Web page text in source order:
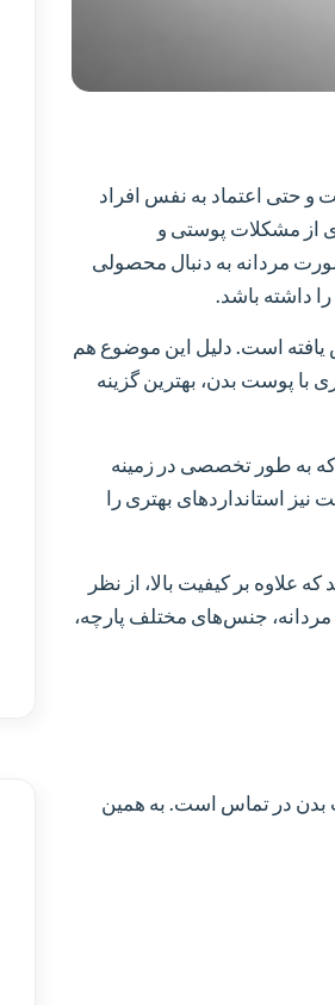
حتی اعتماد به نفس افراد
از مشکلات پوستی و
مردانه به دنبال محصولی
داشته باشد.
یافته است. دلیل این موضوع هم
پوست بدن، بهترین گزینه
که به طور تخصصی در زمینه
نیز استانداردهای بهتری را
علاوه بر کیفیت بالا، از نظر
جنس‌های مختلف پارچه،
بدن در تماس است. به همین